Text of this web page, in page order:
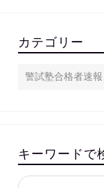
カテゴリー
キーワードで